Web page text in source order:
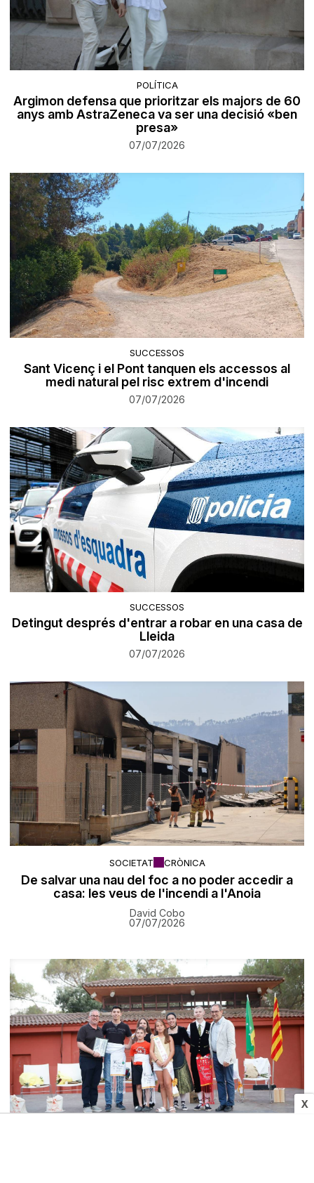
X
POLÍTICA
Argimon defensa que prioritzar els majors de 60
anys amb AstraZeneca va ser una decisió «ben
presa»
07/07/2026
SUCCESSOS
Sant Vicenç i el Pont tanquen els accessos al
medi natural pel risc extrem d'incendi
07/07/2026
SUCCESSOS
Detingut després d'entrar a robar en una casa de
Lleida
07/07/2026
SOCIETAT CRÒNICA
De salvar una nau del foc a no poder accedir a
casa: les veus de l'incendi a l'Anoia
David Cobo
07/07/2026